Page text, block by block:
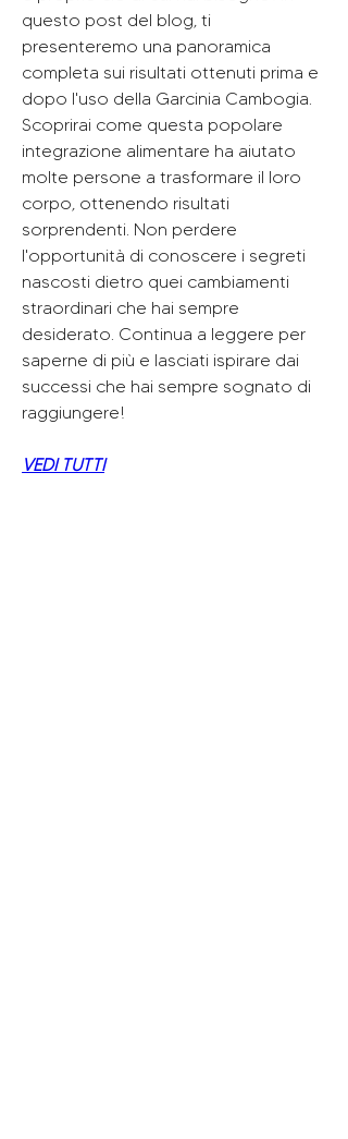
questo post del blog, ti
presenteremo una panoramica
completa sui risultati ottenuti prima e
dopo l'uso della Garcinia Cambogia.
Scoprirai come questa popolare
integrazione alimentare ha aiutato
molte persone a trasformare il loro
corpo, ottenendo risultati
sorprendenti. Non perdere
l'opportunità di conoscere i segreti
nascosti dietro quei cambiamenti
straordinari che hai sempre
desiderato. Continua a leggere per
saperne di più e lasciati ispirare dai
successi che hai sempre sognato di
raggiungere!
VEDI TUTTI